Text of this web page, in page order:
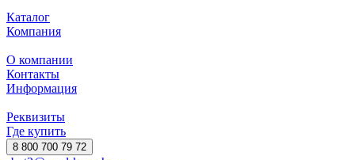
Каталог
Компания
О компании
Контакты
Информация
Реквизиты
Где купить
8 800 700 79 72